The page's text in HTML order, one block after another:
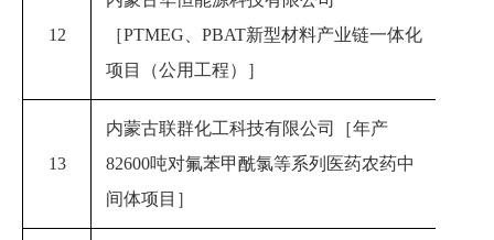
12
［PTMEG、PBAT新型材料产业链一体化
项目（公用工程）］
13
内蒙古联群化工科技有限公司［年产
82600吨对氟苯甲酰氯等系列医药农药中
间体项目］